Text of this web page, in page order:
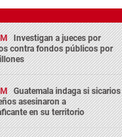
Investigan a jueces por
contra fondos públicos por
Guatemala indaga si sicarios
asesinaron a
en su territorio